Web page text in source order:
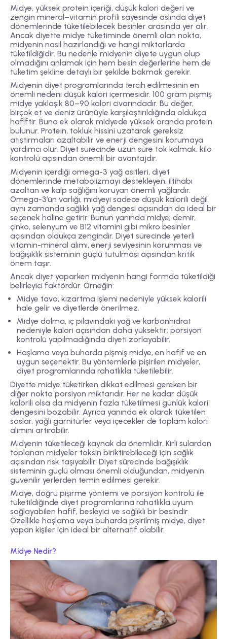
Midye, yüksek protein içeriği, düşük kalori değeri ve
zengin mineral–vitamin profili sayesinde aslında diyet
dönemlerinde tüketilebilecek besinler arasında yer alır.
Ancak diyette midye tüketiminde önemli olan nokta,
midyenin nasıl hazırlandığı ve hangi miktarlarda
tüketildiğidir. Bu nedenle midyenin diyete uygun olup
olmadığını anlamak için hem besin değerlerine hem de
tüketim şekline detaylı bir şekilde bakmak gerekir.
Midyenin diyet programlarında tercih edilmesinin en
önemli nedeni düşük kalori içermesidir. 100 gram pişmiş
midye yaklaşık 80–90 kalori civarındadır. Bu değer,
birçok et ve deniz ürünüyle karşılaştırıldığında oldukça
hafiftir. Buna ek olarak midyede yüksek oranda protein
bulunur. Protein, tokluk hissini uzatarak gereksiz
atıştırmaları azaltabilir ve enerji dengesini korumaya
yardımcı olur. Diyet sürecinde uzun süre tok kalmak, kilo
kontrolü açısından önemli bir avantajdır.
Midyenin içerdiği omega-3 yağ asitleri, diyet
dönemlerinde metabolizmayı destekleyen, iltihabı
azaltan ve kalp sağlığını koruyan önemli yağlardır.
Omega-3’ün varlığı, midyeyi sadece düşük kalorili değil
aynı zamanda sağlıklı yağ dengesi açısından da ideal bir
seçenek haline getirir. Bunun yanında midye; demir,
çinko, selenyum ve B12 vitamini gibi mikro besinler
açısından oldukça zengindir. Diyet sürecinde yeterli
vitamin-mineral alımı, enerji seviyesinin korunması ve
bağışıklık sisteminin güçlü tutulması açısından kritik
önem taşır.
Ancak diyet yaparken midyenin hangi formda tüketildiği
belirleyici faktördür. Örneğin:
Midye tava, kızartma işlemi nedeniyle yüksek kalorili
hale gelir ve diyetlerde önerilmez.
Midye dolma, iç pilavındaki yağ ve karbonhidrat
nedeniyle kalori açısından daha yüksektir; porsiyon
kontrolü yapılmadığında diyeti zorlayabilir.
Haşlama veya buharda pişmiş midye, en hafif ve en
uygun seçenektir. Bu yöntemlerle pişirilen midyeler,
diyet programlarında rahatlıkla tüketilebilir.
Diyette midye tüketirken dikkat edilmesi gereken bir
diğer nokta porsiyon miktarıdır. Her ne kadar düşük
kalorili olsa da midyenin fazla tüketilmesi günlük kalori
dengesini bozabilir. Ayrıca yanında ek olarak tüketilen
soslar, yağlı garnitürler veya içecekler de toplam kalori
alımını artırabilir.
Midyenin tüketileceği kaynak da önemlidir. Kirli sulardan
toplanan midyeler toksin biriktirebileceği için sağlık
açısından risk taşıyabilir. Diyet sürecinde bağışıklık
sisteminin güçlü olması önemli olduğundan, midyenin
güvenilir yerlerden temin edilmesi gerekir.
Midye, doğru pişirme yöntemi ve porsiyon kontrolü ile
tüketildiğinde diyet programlarına rahatlıkla uyum
sağlayabilen hafif, besleyici ve sağlıklı bir besindir.
Özellikle haşlama veya buharda pişirilmiş midye, diyet
yapan kişiler için ideal bir alternatif olabilir.
Midye Nedir?